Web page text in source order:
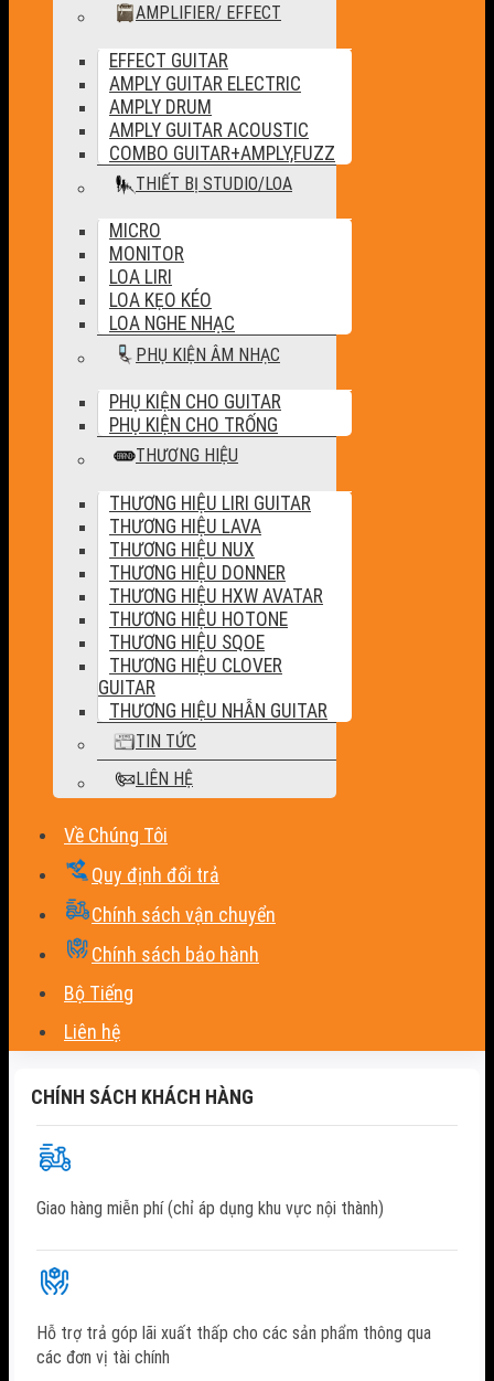
AMPLIFIER/ EFFECT
EFFECT GUITAR
AMPLY GUITAR ELECTRIC
AMPLY DRUM
AMPLY GUITAR ACOUSTIC
COMBO GUITAR+AMPLY,FUZZ
THIẾT BỊ STUDIO/LOA
MICRO
MONITOR
LOA LIRI
LOA KẸO KÉO
LOA NGHE NHẠC
PHỤ KIỆN ÂM NHẠC
PHỤ KIỆN CHO GUITAR
PHỤ KIỆN CHO TRỐNG
THƯƠNG HIỆU
THƯƠNG HIỆU LIRI GUITAR
THƯƠNG HIỆU LAVA
THƯƠNG HIỆU NUX
THƯƠNG HIỆU DONNER
THƯƠNG HIỆU HXW AVATAR
THƯƠNG HIỆU HOTONE
THƯƠNG HIỆU SQOE
THƯƠNG HIỆU CLOVER
GUITAR
THƯƠNG HIỆU NHẪN GUITAR
TIN TỨC
LIÊN HỆ
Về Chúng Tôi
Quy định đổi trả
Chính sách vận chuyển
Chính sách bảo hành
Bộ Tiếng
Liên hệ
CHÍNH SÁCH KHÁCH HÀNG
Giao hàng miễn phí (chỉ áp dụng khu vực nội thành)
Hỗ trợ trả góp lãi xuất thấp cho các sản phẩm thông qua
các đơn vị tài chính